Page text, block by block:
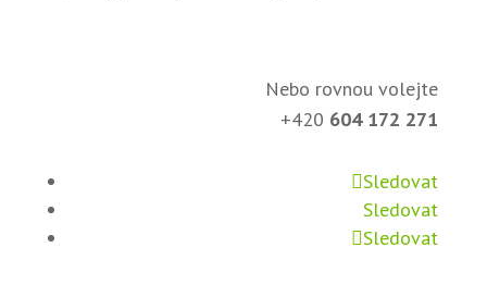
Nebo rovnou volejte
+420 604 172 271
Sledovat
Sledovat
Sledovat